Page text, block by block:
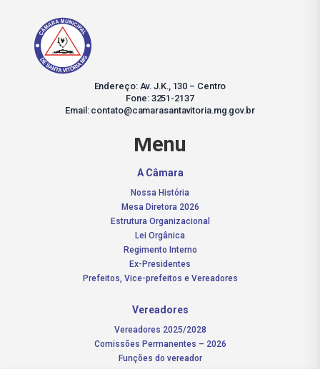
Endereço: Av. J.K., 130 – Centro
Fone: 3251-2137
Email: contato@camarasantavitoria.mg.gov.br
Menu
A Câmara
Nossa História
Mesa Diretora 2026
Estrutura Organizacional
Lei Orgânica
Regimento Interno
Ex-Presidentes
Prefeitos, Vice-prefeitos e Vereadores
Vereadores
Vereadores 2025/2028
Comissões Permanentes – 2026
Funções do vereador